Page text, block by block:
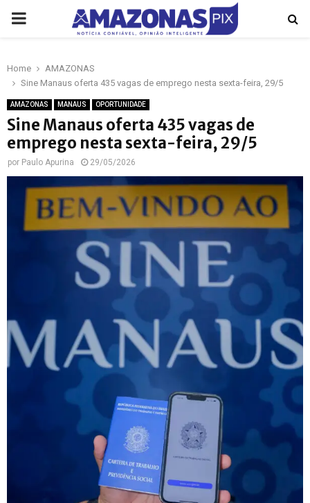
PRIMARY
Home
AMAZONAS
Sine Manaus oferta 435 vagas de emprego nesta sexta-feira, 29/5
AMAZONAS MANAUS OPORTUNIDADE
Sine Manaus oferta 435 vagas de
emprego nesta sexta-feira, 29/5
por Paulo Apurina 29/05/2026